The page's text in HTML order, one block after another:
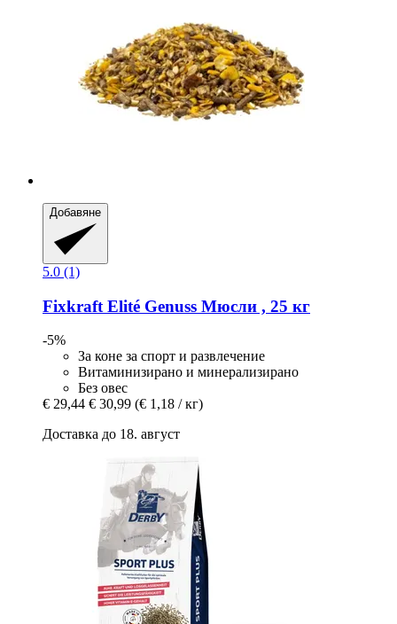
Добавяне
5.0 (1)
Fixkraft Elité Genuss Мюсли , 25 кг
-5%
За коне за спорт и развлечение
Витаминизирано и минерализирано
Без овес
€ 29,44 € 30,99 (€ 1,18 / кг)
Доставка до 18. август